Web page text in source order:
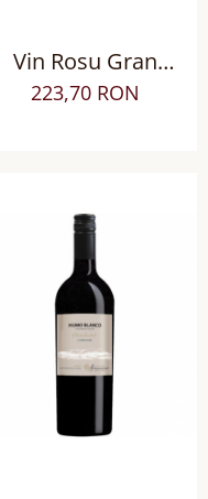
Vin Rosu Gran
Araucano Cabernet
Sauvignon, Sec
223,70 RON